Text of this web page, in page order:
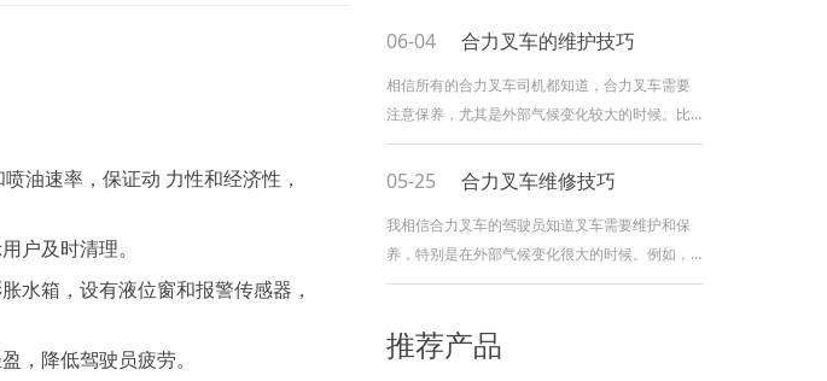
油速率，保证动 力性和经济性，
户及时清理。
水箱，设有液位窗和报警传感器，
，降低驾驶员疲劳。
06-04 合力叉车的维护技巧
相信所有的合力叉车司机都知道，合力叉车需要
注意保养，尤其是外部气候变化较大的时候。比
如夏天和秋天，叉车要特别注意保养。
一、合力叉车车辆外部维护: 夏秋两季，
果车身有划痕，很容易受潮生锈。因此，如果合
力叉车外部有划痕，应及时进行油漆处理，以避
免划痕受潮生锈。因为我们无法控制天气，雨水
好合力叉车
05-25 合力叉车维修技巧
我相信合力叉车的驾驶员知道叉车需要维护和保
养，特别是在外部气候变化很大的时候。例如，
在夏季和秋季，应特别小心叉车。 1.合力
和黄昏会有更多的露水，合力叉车的外部经常很
推荐产品